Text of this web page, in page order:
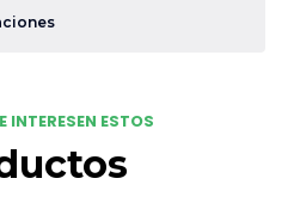
INTERESEN ESTOS